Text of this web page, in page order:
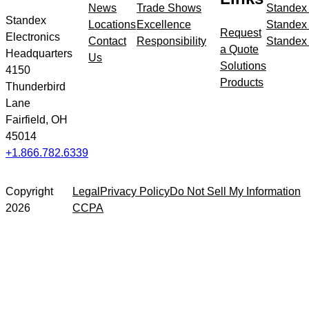
Standex
Electronics
Headquarters
4150
Thunderbird
Lane
Fairfield, OH
45014
+1.866.782.6339
News
Locations
Contact
Us
Trade Shows
Excellence
Responsibility
Request
a Quote
Solutions
Products
Copyright
2026
Legal Privacy PolicyDo Not Sell My Information
CCPA